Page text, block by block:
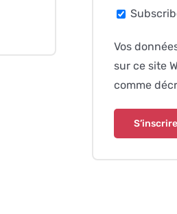
Vos
sur ce site
comme
S’inscrire